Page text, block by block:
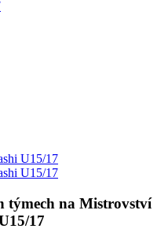
týmech na Mistrovství
17